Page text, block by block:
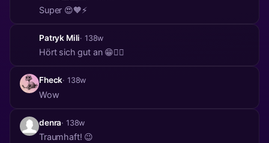
Super 😍🧡⚡️
Patryk Mili· 138w
Hört sich gut an 😁👍🏼
Fheck· 138w
Wow
denra· 138w
Traumhaft! 😉